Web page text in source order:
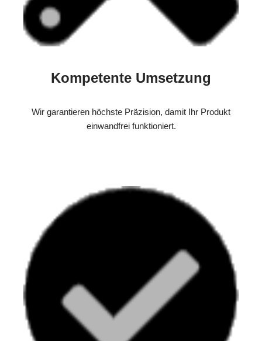
Kompetente Umsetzung
Wir garantieren höchste Präzision, damit Ihr Produkt
einwandfrei funktioniert.